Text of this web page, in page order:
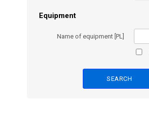
Equipment
Name of equipment [PL]